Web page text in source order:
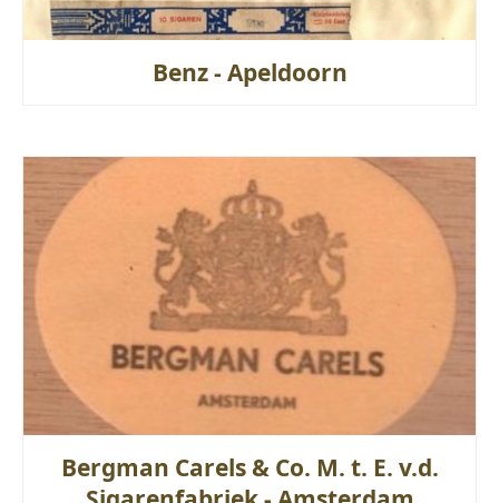
Benz - Apeldoorn
Bergman Carels & Co. M. t. E. v.d.